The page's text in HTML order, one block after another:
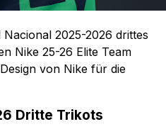
2025-2026 drittes
Nike 25-26 Elite Team
von Nike für die
Dritte Trikots